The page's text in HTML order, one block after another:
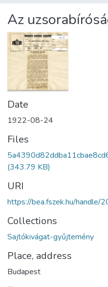
About us
Az
Date
1922-08-24
Files
(343.79 KB)
URI
https://bea.fszek.hu/
Collections
Sajtókivágat-gyűjtemény
Place, address
Budapest